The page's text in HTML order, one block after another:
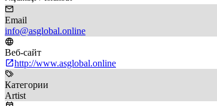
Email
info@asglobal.online
Веб-сайт
http://www.asglobal.online
Категории
Artist